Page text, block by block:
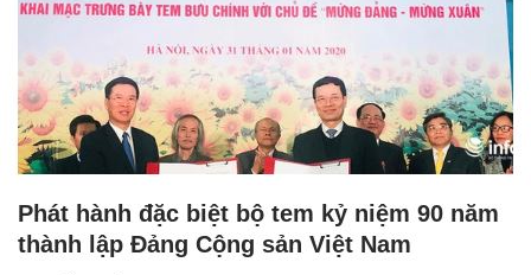
Phát hành đặc biệt bộ tem kỷ niệm 90 năm
thành lập Đảng Cộng sản Việt Nam